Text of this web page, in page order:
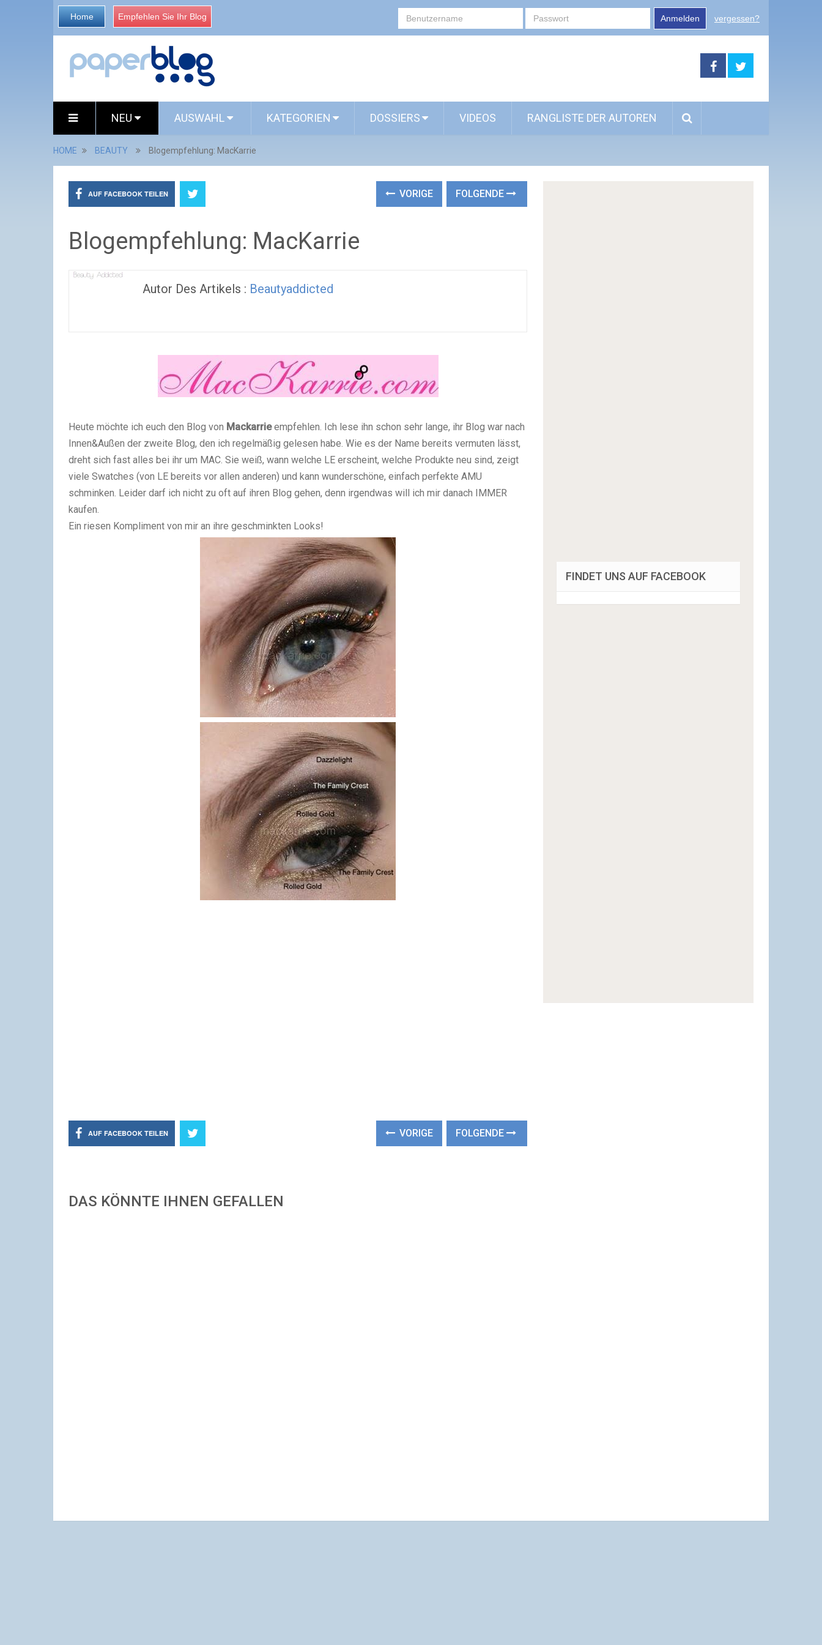
Home Empfehlen Sie Ihr Blog Anmelden vergessen?
NEU AUSWAHL KATEGORIEN DOSSIERS VIDEOS RANGLISTE DER AUTOREN
HOME BEAUTY Blogempfehlung: MacKarrie
AUF FACEBOOK TEILEN VORIGE FOLGENDE
Blogempfehlung: MacKarrie
Autor Des Artikels : Beautyaddicted
Heute möchte ich euch den Blog von Mackarrieempfehlen. Ich lese ihn schon sehr lange, ihr Blog war nach
Innen&Außen der zweite Blog, den ich regelmäßig gelesen habe. Wie es der Name bereits vermuten lässt,
dreht sich fast alles bei ihr um MAC. Sie weiß, wann welche LE erscheint, welche Produkte neu sind, zeigt
viele Swatches (von LE bereits vor allen anderen) und kann wunderschöne, einfach perfekte AMU
schminken. Leider darf ich nicht zu oft auf ihren Blog gehen, denn irgendwas will ich mir danach IMMER
kaufen.
Ein riesen Kompliment von mir an ihre geschminkten Looks!
AUF FACEBOOK TEILEN VORIGE FOLGENDE
DAS KÖNNTE IHNEN GEFALLEN
FINDET UNS AUF FACEBOOK